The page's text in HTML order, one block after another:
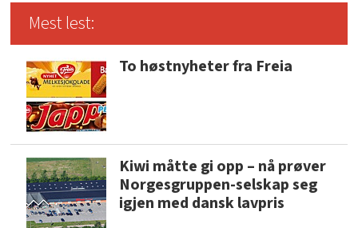
Mest lest:
To høstnyheter fra Freia
Kiwi måtte gi opp – nå prøver
Norgesgruppen-selskap seg
igjen med dansk lavpris